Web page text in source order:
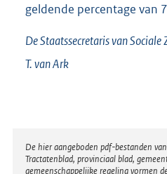
geldende percentage van
De Staatssecretaris van
T. vanArk
Disclaimer
De hier aangeboden pdf-bestanden
Tractatenblad, provinciaal blad,
gemeenschappelijke regeling vormen